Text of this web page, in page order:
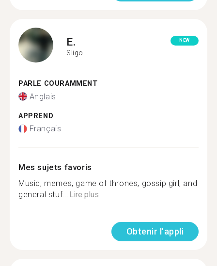
E.
Sligo
NEW
PARLE COURAMMENT
Anglais
APPREND
Français
Mes sujets favoris
Music, memes, game of thrones, gossip girl, and
general stuf...Lire plus
Obtenir l'appli